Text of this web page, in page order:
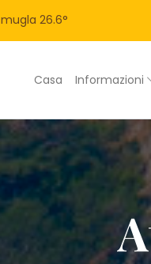
mugla 26.6°
Casa Informazioni